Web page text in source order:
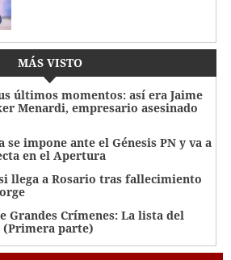
MÁS VISTO
últimos momentos: así era Jaime
Menardi​​​, empresario asesinado
se impone ante el Génesis PN y va a
en el Apertura
llega a Rosario tras fallecimiento
Grandes Crímenes: La lista del
(Primera parte)